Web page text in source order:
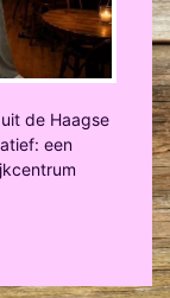
de Haagse
een